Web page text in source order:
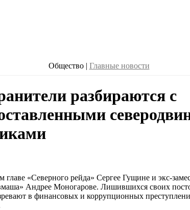
Общество | Главные новости
разбираются с
главе «Северного рейда» Сергее Гущине и экс-
Андрее Моногарове. Лишившихся своих
в финансовых и коррупционных